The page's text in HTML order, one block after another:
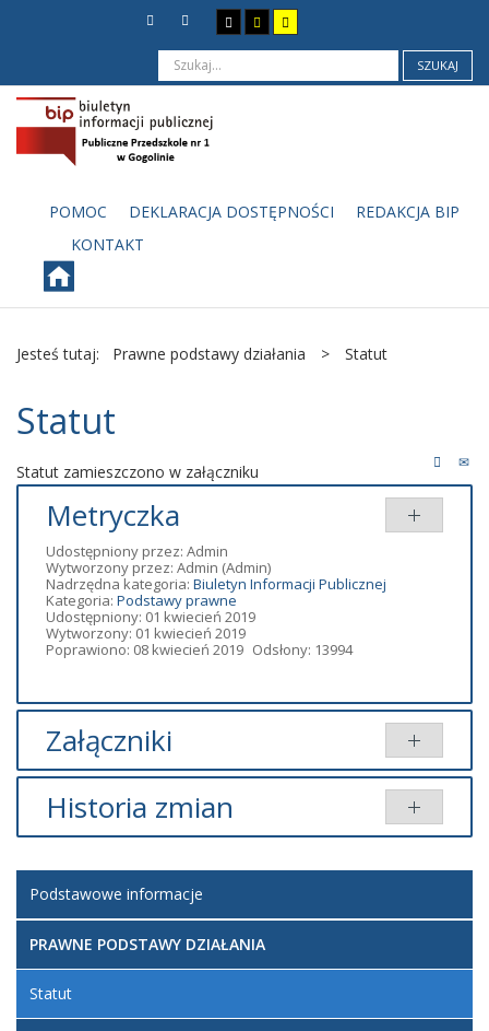
SZUKAJ
POMOC DEKLARACJA DOSTĘPNOŚCI
REDAKCJA BIP
KONTAKT
Jesteś tutaj: Prawne podstawy działania > Statut
Statut
Statut zamieszczono w załączniku
Metryczka
Udostępniony przez: Admin
Wytworzony przez: Admin (Admin)
Nadrzędna kategoria: Biuletyn Informacji Publicznej
Kategoria: Podstawy prawne
Udostępniony: 01 kwiecień 2019
Wytworzony: 01 kwiecień 2019
Poprawiono: 08 kwiecień 2019 Odsłony: 13994
Załączniki
Dodany przez
Statut
pdf 624.63 KB Mirek
Historia zmian
Artykuł został
utworzony.
Dodane
załączniki
poniedziałek,
01 kwiecień
2019 20:58
Mirek
Podstawowe informacje
PRAWNE PODSTAWY DZIAŁANIA
Statut